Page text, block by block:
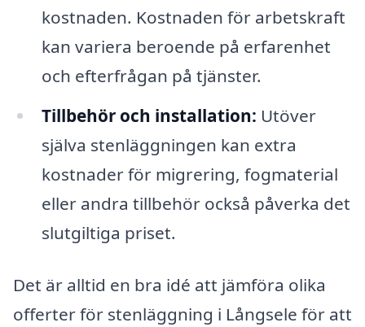
kostnaden. Kostnaden för arbetskraft
kan variera beroende på erfarenhet
och efterfrågan på tjänster.
Tillbehör och installation: Utöver
själva stenläggningen kan extra
kostnader för migrering, fogmaterial
eller andra tillbehör också påverka det
slutgiltiga priset.
Det är alltid en bra idé att jämföra olika
offerter för stenläggning i Långsele för att